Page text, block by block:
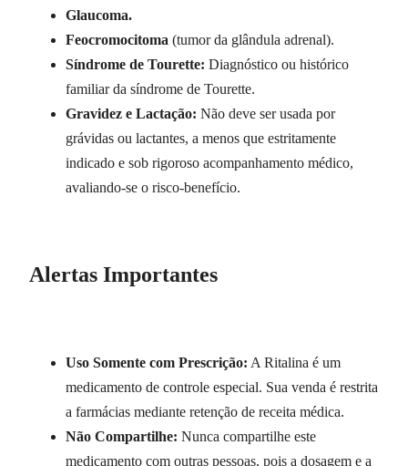
Glaucoma.
Feocromocitoma (tumor da glândula adrenal).
Síndrome de Tourette: Diagnóstico ou histórico
familiar da síndrome de Tourette.
Gravidez e Lactação: Não deve ser usada por
grávidas ou lactantes, a menos que estritamente
indicado e sob rigoroso acompanhamento médico,
avaliando-se o risco-benefício.
Alertas Importantes
Uso Somente com Prescrição: A Ritalina é um
medicamento de controle especial. Sua venda é restrita
a farmácias mediante retenção de receita médica.
Não Compartilhe: Nunca compartilhe este
medicamento com outras pessoas, pois a dosagem e a